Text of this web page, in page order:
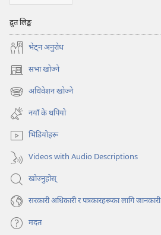
द्रुत लिङ्क
भेट्‌न अनुरोध
सभा खोज्ने
(ब्राउजरको
अर्को
ट्याबमा
नयाँ
पृष्ठ
खुल्नेछ)
अधिवेशन खोज्ने
(ब्राउजरको
अर्को
ट्याबमा
नयाँ
पृष्ठ
खुल्नेछ)
नयाँ के थपियो
भिडियोहरू
Videos with Audio Descriptions
खोज्नुहोस्‌
सरकारी अधिकारी र पत्रकारहरूका लागि जानकारी
मदत